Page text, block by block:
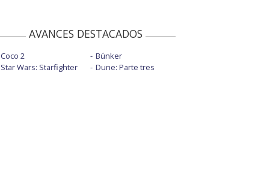
AVANCES DESTACADOS
Coco 2
Star Wars: Starfighter
Búnker
Dune: Parte tres